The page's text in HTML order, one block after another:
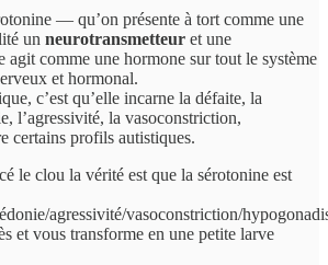
— qu’on présente à tort comme une
un neurotransmetteur et une
agit comme une hormone sur tout le système
et hormonal.
c’est qu’elle incarne la défaite, la
l’agressivité, la vasoconstriction,
certains profils autistiques.
le clou la vérité est que la sérotonine est
agressivité/vasoconstriction/
et vous transforme en une petite larve